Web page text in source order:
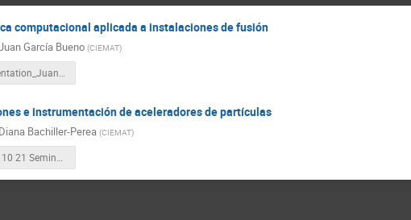
computacional aplicada a instalaciones de fusión
García Bueno (CIEMAT)
Presentation_Juan_Garcia_Bueno_CIEMAT.pdf
e instrumentación de aceleradores de partículas
Diana Bachiller-Perea (CIEMAT)
2024 10 21 Seminario CIEMAT Diana Bachiller Perea.pdf